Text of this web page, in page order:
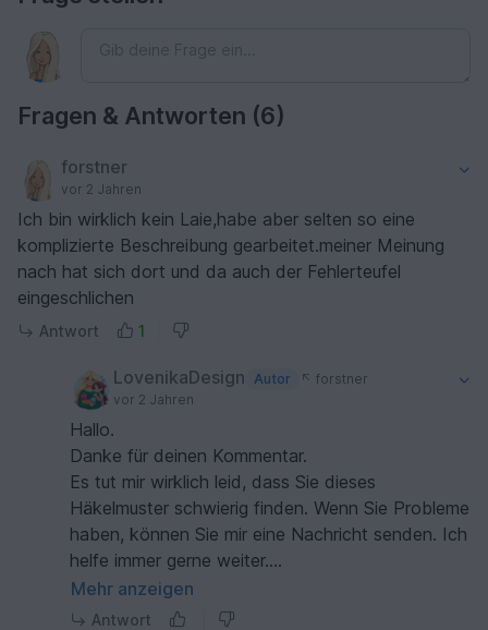
Fragen & Antworten (6)
forstner
vor 2 Jahren
Ich bin wirklich kein Laie,habe aber selten so eine
komplizierte Beschreibung gearbeitet.meiner Meinung
nach hat sich dort und da auch der Fehlerteufel
eingeschlichen
Antwort 1
LovenikaDesign Autor
forstner
vor 2 Jahren
Hallo.
Danke für deinen Kommentar.
Es tut mir wirklich leid, dass Sie dieses
Häkelmuster schwierig finden. Wenn Sie Probleme
haben, können Sie mir eine Nachricht senden. Ich
helfe immer gerne weiter.
Das Muster wurde von Testern getestet und
korrigiert. Außerdem wurde es vom Übersetzer
Mehr anzeigen
Antwort